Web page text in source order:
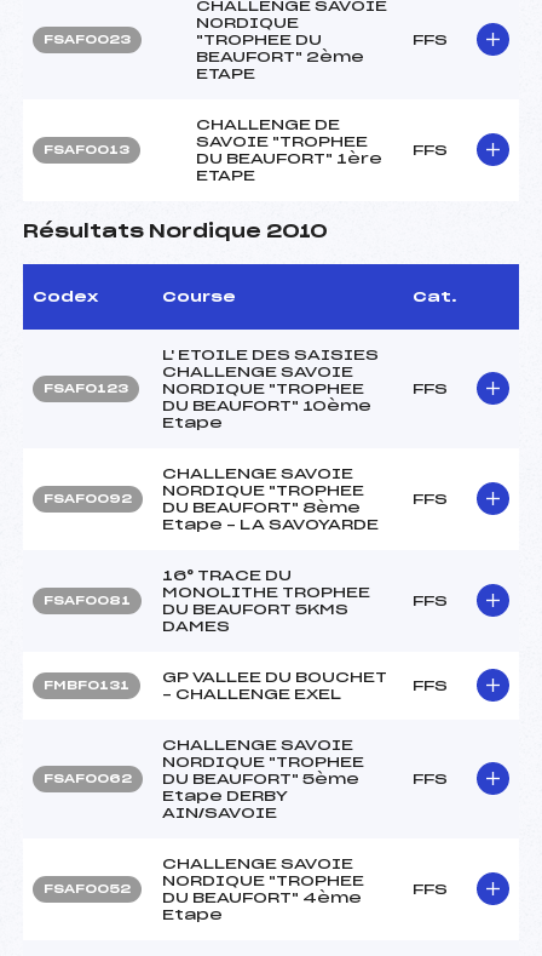
FSAF0023
CHALLENGE SAVOIE
NORDIQUE
"TROPHEE DU
BEAUFORT" 2ème
ETAPE
FFS
FSAF0013
CHALLENGE DE
SAVOIE "TROPHEE
DU BEAUFORT" 1ère
ETAPE
FFS
Résultats Nordique 2010
Codex Course Cat.
FSAF0123
L' ETOILE DES SAISIES
CHALLENGE SAVOIE
NORDIQUE "TROPHEE
DU BEAUFORT" 10ème
Etape
FFS
FSAF0092
CHALLENGE SAVOIE
NORDIQUE "TROPHEE
DU BEAUFORT" 8ème
Etape – LA SAVOYARDE
FFS
FSAF0081
16° TRACE DU
MONOLITHE TROPHEE
DU BEAUFORT 5KMS
DAMES
FFS
FMBF0131
GP VALLEE DU BOUCHET
– CHALLENGE EXEL
FFS
FSAF0062
CHALLENGE SAVOIE
NORDIQUE "TROPHEE
DU BEAUFORT" 5ème
Etape DERBY
AIN/SAVOIE
FFS
FSAF0052
CHALLENGE SAVOIE
NORDIQUE "TROPHEE
DU BEAUFORT" 4ème
Etape
FFS